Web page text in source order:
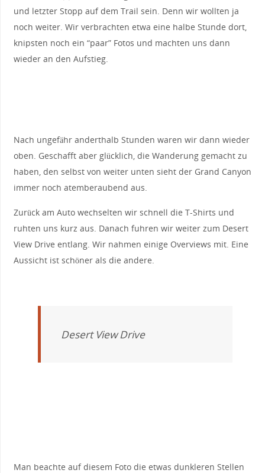
und letzter Stopp auf dem Trail sein. Denn wir wollten ja
noch weiter. Wir verbrachten etwa eine halbe Stunde dort,
knipsten noch ein “paar” Fotos und machten uns dann
wieder an den Aufstieg.
Nach ungefähr anderthalb Stunden waren wir dann wieder
oben. Geschafft aber glücklich, die Wanderung gemacht zu
haben, den selbst von weiter unten sieht der Grand Canyon
immer noch atemberaubend aus.
Zurück am Auto wechselten wir schnell die T-Shirts und
ruhten uns kurz aus. Danach fuhren wir weiter zum Desert
View Drive entlang. Wir nahmen einige Overviews mit. Eine
Aussicht ist schöner als die andere.
Desert View Drive
Man beachte auf diesem Foto die etwas dunkleren Stellen